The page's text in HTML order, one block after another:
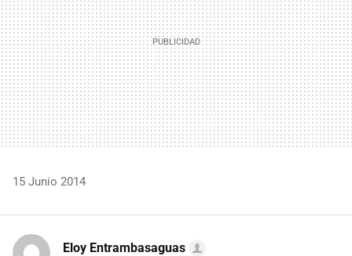
15 Junio 2014
Eloy Entrambasaguas